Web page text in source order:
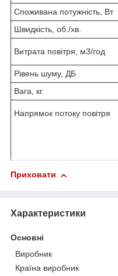
Споживана потужність, Вт
Швидкість, об./хв.
Витрата повітря, м3/год
Рівень шуму, ДБ
Вага, кг.
Напрямок потоку повітря
Приховати
Характеристики
Основні
Виробник
Країна виробник